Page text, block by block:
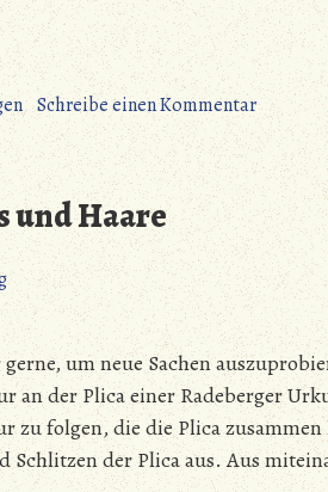
Schreibe einen Kommentarzu
Torgelow
–
Bellum
et
Culina
ruft
zum
und Haare
um neue Sachen
an der Plica einer Radeberger
zu folgen, die die Plica
Schlitzen der Plica aus. Aus